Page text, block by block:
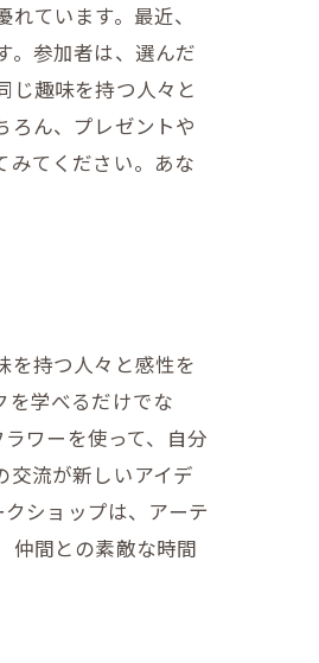
ています。最近、
。参加者は、選んだ
じ趣味を持つ人々と
ろん、プレゼントや
みてください。あな
を持つ人々と感性を
を学べるだけでな
ワーを使って、自分
交流が新しいアイデ
ショップは、アーテ
仲間との素敵な時間